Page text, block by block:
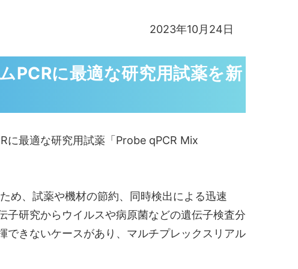
2023年10月24日
PCRに最適な研究用試薬を新
に最適な研究用試薬「Probe qPCR Mix
め、試薬や機材の節約、同時検出による迅速
研究からウイルスや病原菌などの遺伝子検査分
できないケースがあり、マルチプレックスリアル